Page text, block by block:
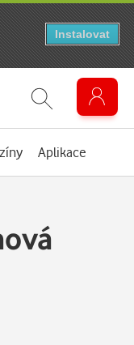
Aplikace
Instalovat